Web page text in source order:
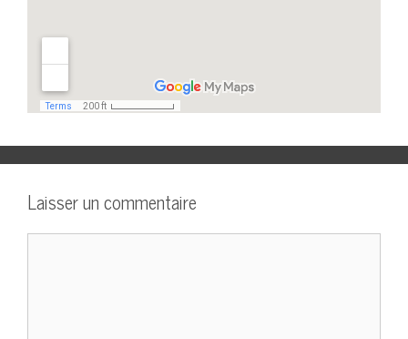
Laisser un commentaire
Commentaire